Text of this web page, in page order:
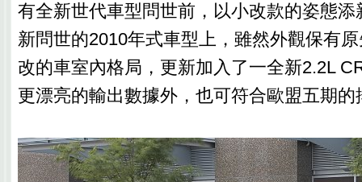
有全新世代車型問世前，以小改款的姿態
新問世的2010年式車型上，雖然外觀保有
改的車室內格局，更新加入了一全新2.2L
更漂亮的輸出數據外，也可符合歐盟五期的